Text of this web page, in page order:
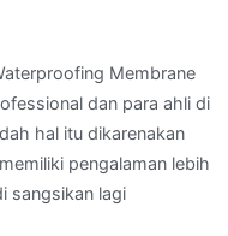
Membrane
dan para ahli di
hal itu dikarenakan
pengalaman lebih
sangsikan lagi